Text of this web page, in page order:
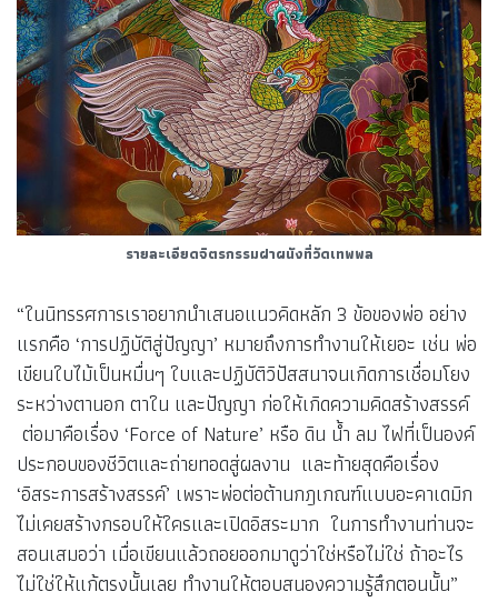
รายละเอียดจิตรกรรมฝาผนังที่วัดเทพพล
“ในนิทรรศการเราอยากนำเสนอแนวคิดหลัก 3 ข้อของพ่อ อย่าง
แรกคือ ‘การปฏิบัติสู่ปัญญา’ หมายถึงการทำงานให้เยอะ เช่น พ่อ
เขียนใบไม้เป็นหมื่นๆ ใบและปฏิบัติวิปัสสนาจนเกิดการเชื่อมโยง
ระหว่างตานอก ตาใน และปัญญา ก่อให้เกิดความคิดสร้างสรรค์
ต่อมาคือเรื่อง ‘Force of Nature’ หรือ ดิน น้ำ ลม ไฟที่เป็นองค์
ประกอบของชีวิตและถ่ายทอดสู่ผลงาน และท้ายสุดคือเรื่อง
‘อิสระการสร้างสรรค์’ เพราะพ่อต่อต้านกฎเกณฑ์แบบอะคาเดมิก
ไม่เคยสร้างกรอบให้ใครและเปิดอิสระมาก ในการทำงานท่านจะ
สอนเสมอว่า เมื่อเขียนแล้วถอยออกมาดูว่าใช่หรือไม่ใช่ ถ้าอะไร
ไม่ใช่ให้แก้ตรงนั้นเลย ทำงานให้ตอบสนองความรู้สึกตอนนั้น”